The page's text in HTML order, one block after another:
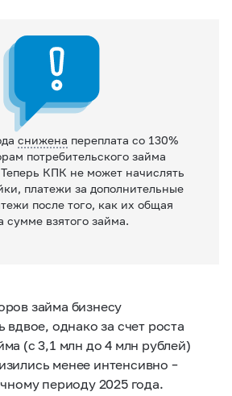
снижена переплата со 130%
потребительского займа
КПК не может начислять
платежи за дополнительные
после того, как их общая
сумме взятого займа.
займа бизнесу
вдвое, однако за счет роста
(с 3,1 млн до 4 млн рублей)
менее интенсивно –
периоду 2025 года.